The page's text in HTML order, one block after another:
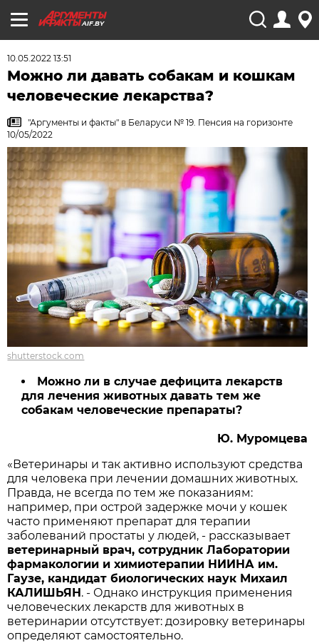
AIF.BY
10.05.2022 13:51
Можно ли давать собакам и кошкам
человеческие лекарства?
"Аргументы и факты" в Беларуси № 19. Пенсия на горизонте
10/05/2022
shutterstock.com
Можно ли в случае дефицита лекарств
для лечения животных давать тем же
собакам человеческие препараты?
Ю. Муромцева
«Ветеринары и так активно используют средства
для человека при лечении домашних животных.
Правда, не всегда по тем же показаниям:
например, при острой задержке мочи у кошек
часто применяют препарат для терапии
заболеваний простаты у людей, - рассказывает
ветеринарный врач, сотрудник Лаборатории
фармакологии и химиотерапии НИИНА им.
Гаузе, кандидат биологических наук Михаил
КАЛИШЬЯН. - Однако инструкция применения
человеческих лекарств для животных в
ветеринарии отсутствует: дозировку ветеринары
определяют самостоятельно.